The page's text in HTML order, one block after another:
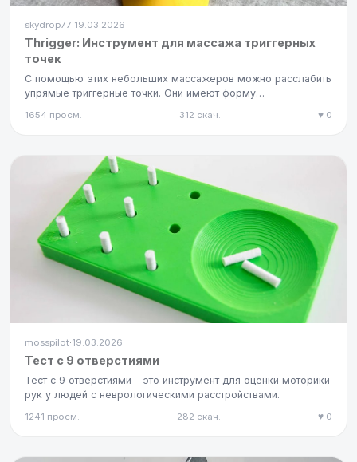
skydrop77·19.03.2026
Thrigger: Инструмент для массажа триггерных
точек
С помощью этих небольших массажеров можно расслабить
упрямые триггерные точки. Они имеют форму
1654 просм. 312 скач. ♥ 0
mosspilot·19.03.2026
Тест с 9 отверстиями
Тест с 9 отверстиями – это инструмент для оценки моторики
рук у людей с неврологическими расстройствами.
1241 просм. 282 скач. ♥ 0